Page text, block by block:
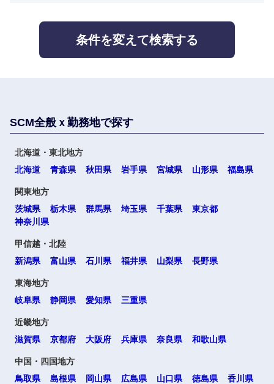
条件を変えて検索する
SCM全般ｘ勤務地で探す
北海道・東北地方
北海道
青森県 秋田県 岩手県 宮城県 山形県 福島県
関東地方
茨城県
栃木県 群馬県 埼玉県 千葉県
東京都
神奈川県
甲信越・北陸
新潟県
富山県 石川県 福井県 山梨県 長野県
東海地方
岐阜県
静岡県 愛知県 三重県
近畿地方
滋賀県
京都府 大阪府 兵庫県 奈良県 和歌山県
中国・四国地方
鳥取県
島根県 岡山県 広島県 山口県 徳島県
香川県